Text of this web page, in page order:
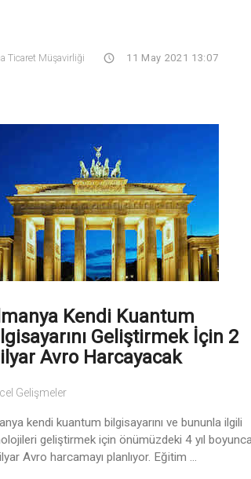
Ticaret Müşavirliği 11 May 2021 13:07
Kendi Kuantum
Geliştirmek İçin 2
Avro Harcayacak
Gelişmeler
kendi kuantum bilgisayarını ve bununla ilgili
geliştirmek için önümüzdeki 4 yıl boyunca
Avro harcamayı planlıyor. Eğitim ...